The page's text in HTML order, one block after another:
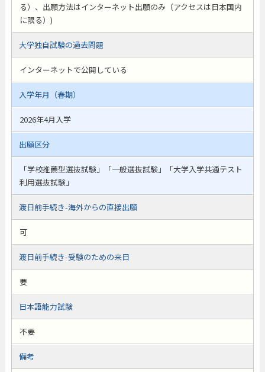
る）、出願方法はインターネット出願のみ（アクセスは日本国内
に限る）)
大学独自試験の過去問題
インターネットで公開している
入学年月（春期）
2026年4月入学
出願区分
「学校推薦型選抜試験」「一般選抜試験」「大学入学共通テスト
利用選抜試験」
渡日前手続き-海外からの直接出願
可
渡日前手続き-受験のための来日
要
日本語能力試験
不要
備考